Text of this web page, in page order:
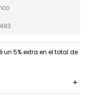
5% extra en el total de